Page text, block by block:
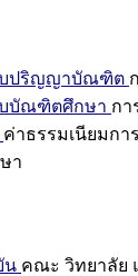
บปริญญาบัณฑิต
บบัณฑิตศึกษา กา
ค่าธรรมเนียมกา
า
น คณะ วิทยาลัย